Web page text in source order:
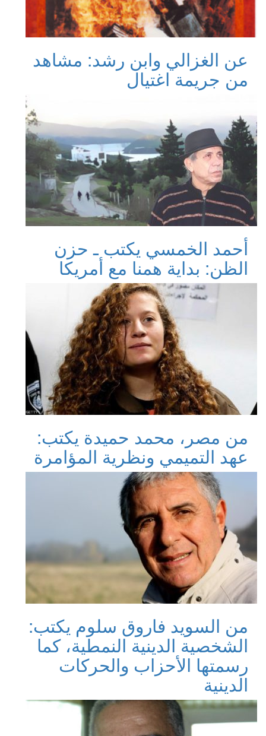
عن الغزالي وابن رشد: مشاهد
من جريمة اغتيال
أحمد الخمسي يكتب ـ حزن
الظن: بداية همنا مع أمريكا
من مصر، محمد حميدة يكتب:
عهد التميمي ونظرية المؤامرة
من السويد فاروق سلوم يكتب:
الشخصية الدينية النمطية، كما
رسمتها الأحزاب والحركات
الدينية